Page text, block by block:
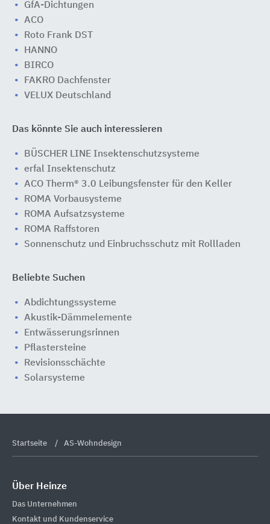
GfA-Dichtungen
ACO
Roto Frank DST
HANNO
BIRCO
FAKRO Dachfenster
VELUX Deutschland
Das könnte Sie auch interessieren
BÜSCHER LINE Insektenschutzsysteme
erfal Insektenschutz
ACO Therm® 3.0 Leibungsfenster für den Keller
ROMA Vorbausysteme
ROMA Aufsatzsysteme
ROMA Raffstoren
Sonnenschutz und Einbruchsschutz mit Rollladen
Beliebte Suchen
Abdichtungssysteme
Akustik-Dämmelemente
Entwässerungsrinnen
Pflastersteine
Revisionsschächte
Solarsysteme
Startseite AS-Wohndesign
Über Heinze
Das Unternehmen
Kontakt und Kundenservice